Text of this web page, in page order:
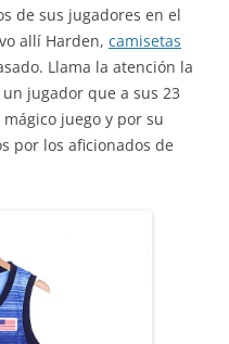
de sus jugadores en el
allí Harden, camisetas
Llama la atención la
jugador que a sus 23
juego y por su
por los aficionados de